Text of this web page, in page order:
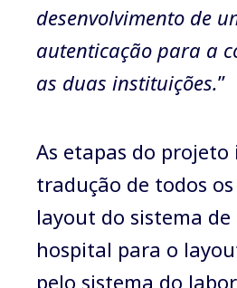
desenvolvimento de
autenticação para a
as duas instituições.”
As etapas do
tradução de todos
layout do sistema de
hospital para o
pelo sistema do